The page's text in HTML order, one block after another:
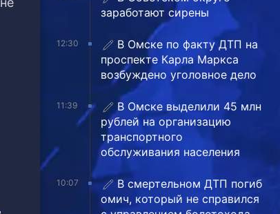
заработают сирены
12:30
В Омске по факту ДТП на
проспекте Карла Маркса
возбуждено уголовное дело
11:39
В Омске выделили 45 млн
рублей на организацию
транспортного
обслуживания населения
10:07
В смертельном ДТП погиб
омич, который не справился